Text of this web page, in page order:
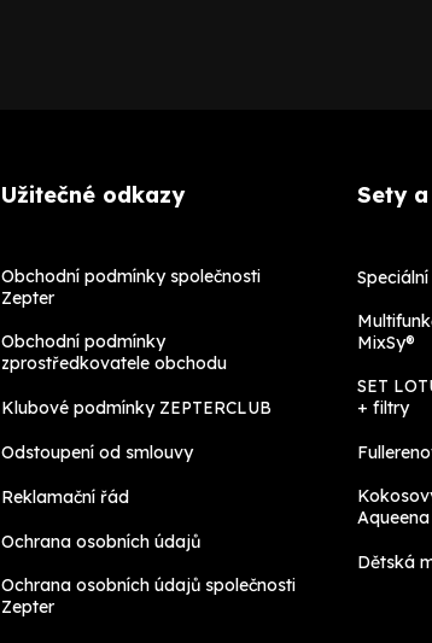
Užitečné odkazy
Obchodní podmínky společnosti
Zepter
Obchodní podmínky
zprostředkovatele obchodu
Klubové podmínky ZEPTERCLUB
Odstoupení od smlouvy
Reklamační řád
Ochrana osobních údajů
Ochrana osobních údajů společnosti
Zepter
Sety
MixSy®
SET
+ filtry
Dětská